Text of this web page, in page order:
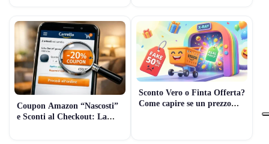
Coupon Amazon “Nascosti”
e Sconti al Checkout: La
Sconto Vero o Finta Offerta?
Come capire se un prezzo